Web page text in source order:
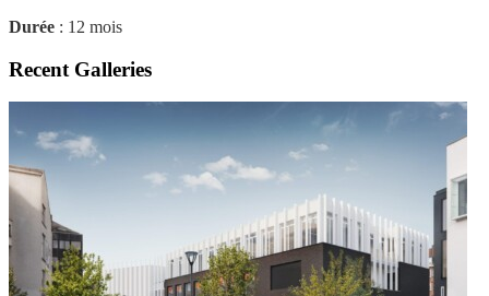
Durée : 12 mois
Recent Galleries